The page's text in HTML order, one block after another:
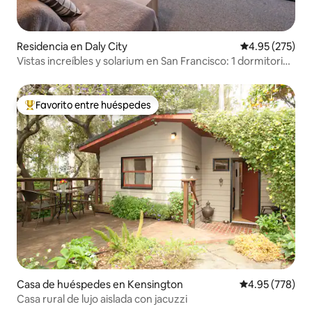
Residencia en Daly City Calificación
4.95 (275)
Vistas increíbles y solarium en San Francisco: 1 dormitorio
De los mejores en Favorito entre huéspedes
Favorito entre huéspedes
Casa de huéspedes en Kensington Calificación
4.95 (778)
Casa rural de lujo aislada con jacuzzi